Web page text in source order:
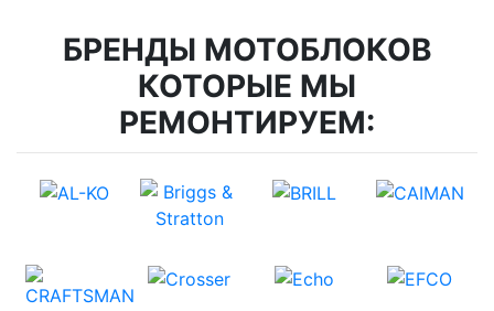
БРЕНДЫ МОТОБЛОКОВ
КОТОРЫЕ МЫ
РЕМОНТИРУЕМ: